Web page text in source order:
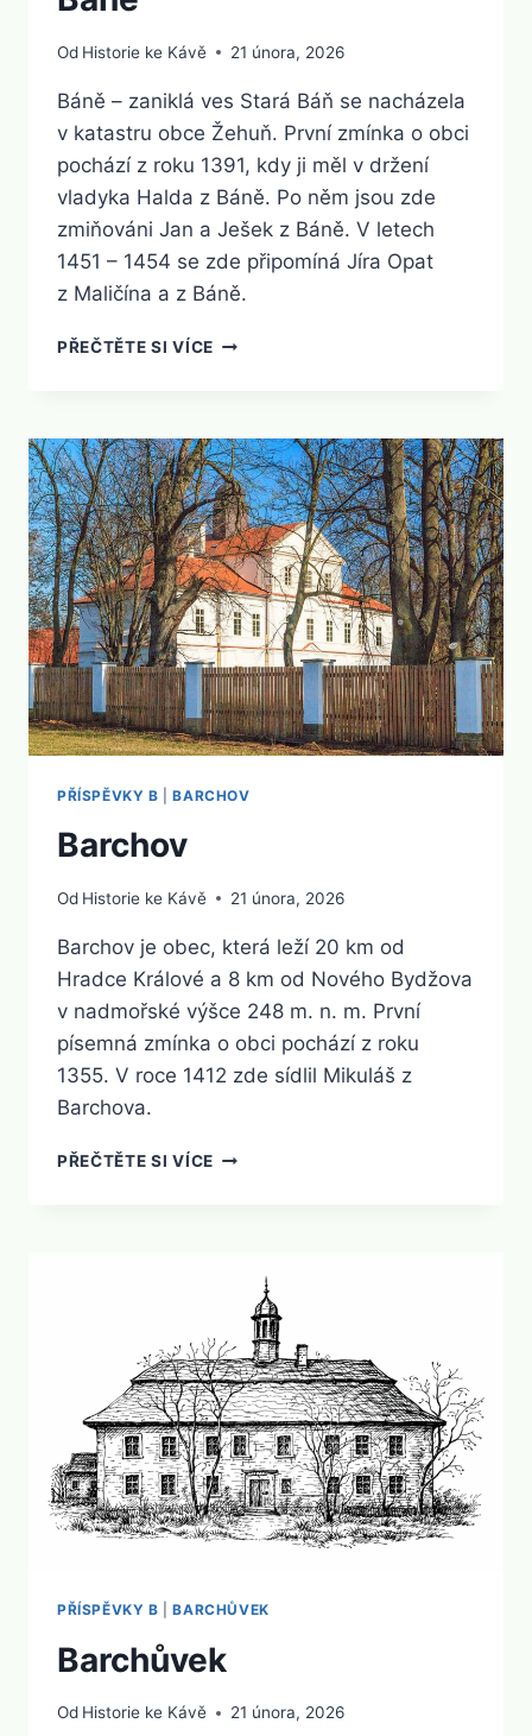
Od Historie ke Kávě 21 února, 2026
Báně – zaniklá ves Stará Báň se nacházela
v katastru obce Žehuň. První zmínka o obci
pochází z roku 1391, kdy ji měl v držení
vladyka Halda z Báně. Po něm jsou zde
zmiňováni Jan a Ješek z Báně. V letech
1451 – 1454 se zde připomíná Jíra Opat
z Maličína a z Báně.
PŘEČTĚTE SI VÍCEBÁNĚ
PŘÍSPĚVKY B |BARCHOV
Barchov
Od Historie ke Kávě 21 února, 2026
Barchov je obec, která leží 20 km od
Hradce Králové a 8 km od Nového Bydžova
v nadmořské výšce 248 m. n. m. První
písemná zmínka o obci pochází z roku
1355. V roce 1412 zde sídlil Mikuláš z
Barchova.
PŘEČTĚTE SI VÍCEBARCHOV
PŘÍSPĚVKY B |BARCHŮVEK
Barchůvek
Od Historie ke Kávě 21 února, 2026